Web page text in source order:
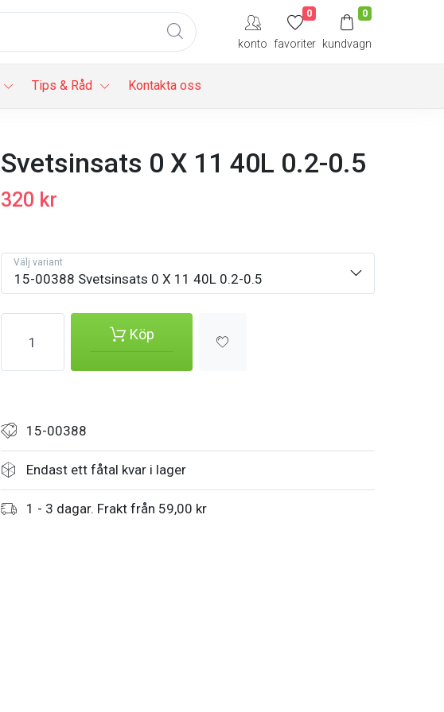
konto
0
favoriter
0
kundvagn
Tips & Råd Kontakta oss
Svetsinsats 0 X 11 40L 0.2-0.5
320 kr
15-00388 Svetsinsats 0 X 11 40L 0.2-0.5
Välj variant
Köp
15-00388
Endast ett fåtal kvar i lager
1 - 3 dagar. Frakt från 59,00 kr